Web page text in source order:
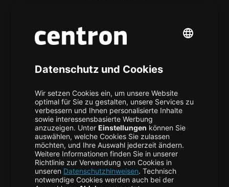
Mehr centron
High Availability
Trust Center
Data Recovery
Backup Service
Business Hosting
Cloud Storage
Cloud Anbieter